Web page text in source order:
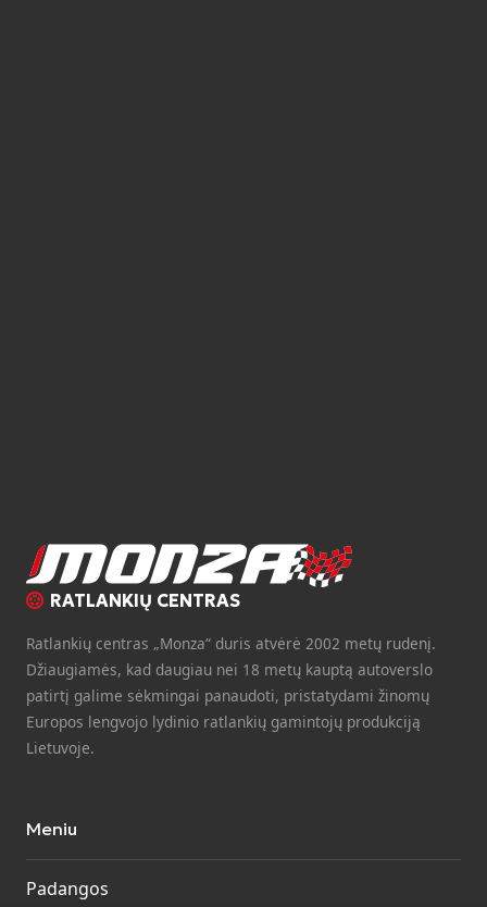
RATLANKIŲ CENTRAS
Ratlankių centras „Monza“ duris atvėrė 2002 metų rudenį.
Džiaugiamės, kad daugiau nei 18 metų kauptą autoverslo
patirtį galime sėkmingai panaudoti, pristatydami žinomų
Europos lengvojo lydinio ratlankių gamintojų produkciją
Lietuvoje.
Meniu
Padangos